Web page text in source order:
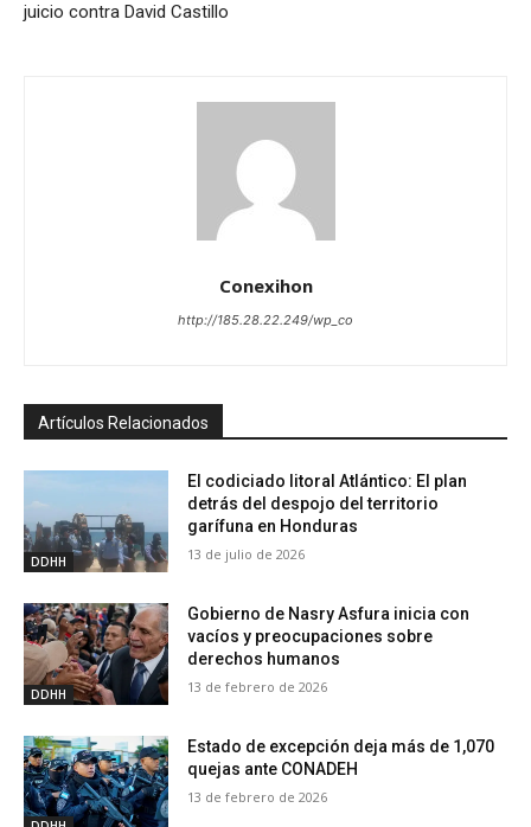
juicio contra David Castillo
Conexihon
http://185.28.22.249/wp_co
Artículos Relacionados
DDHH
El codiciado litoral Atlántico: El plan
detrás del despojo del territorio
garífuna en Honduras
13 de julio de 2026
DDHH
Gobierno de Nasry Asfura inicia con
vacíos y preocupaciones sobre
derechos humanos
13 de febrero de 2026
Estado de excepción deja más de 1,070
quejas ante CONADEH
13 de febrero de 2026